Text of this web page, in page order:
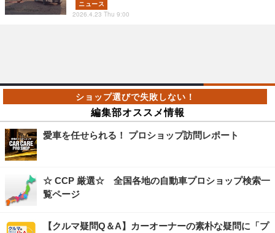
ニュース
2026.4.23 Thu 9:00
編集部オススメ情報
愛車を任せられる！ プロショップ訪問レポート
☆ CCP 厳選☆ 全国各地の自動車プロショップ検索一
覧ページ
【クルマ疑問Q＆A】カーオーナーの素朴な疑問に「プ